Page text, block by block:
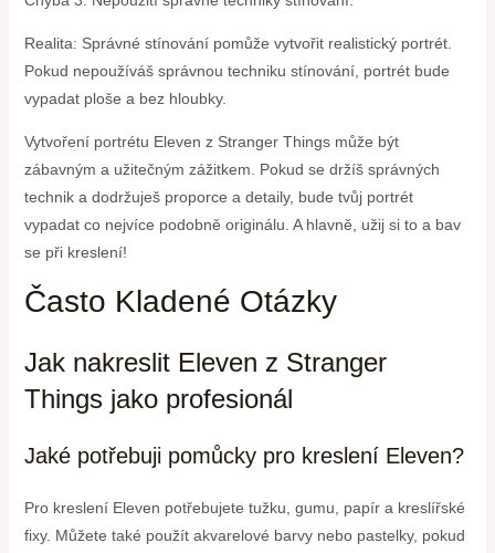
Realita: Správné stínování pomůže vytvořit realistický portrét.
Pokud nepoužíváš správnou techniku stínování, portrét bude
vypadat ploše a bez hloubky.
Vytvoření portrétu Eleven z Stranger Things může být
zábavným a užitečným zážitkem. Pokud se držíš správných
technik a dodržuješ proporce a detaily, bude tvůj portrét
vypadat co nejvíce podobně originálu. A hlavně, užij si to a bav
se při kreslení!
Často Kladené Otázky
Jak nakreslit Eleven z Stranger
Things jako profesionál
Jaké potřebuji pomůcky pro kreslení Eleven?
Pro kreslení Eleven potřebujete tužku, gumu, papír a kreslířské
fixy. Můžete také použít akvarelové barvy nebo pastelky, pokud